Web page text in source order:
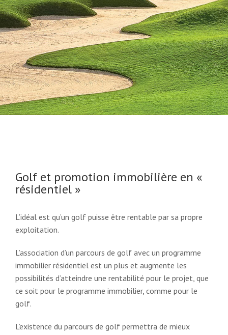
Golf et promotion immobilière en «
résidentiel »
L’idéal est qu’un golf puisse être rentable par sa propre
exploitation.
L’association d’un parcours de golf avec un programme
immobilier résidentiel est un plus et augmente les
possibilités d’atteindre une rentabilité pour le projet, que
ce soit pour le programme immobilier, comme pour le
golf.
L’existence du parcours de golf permettra de mieux